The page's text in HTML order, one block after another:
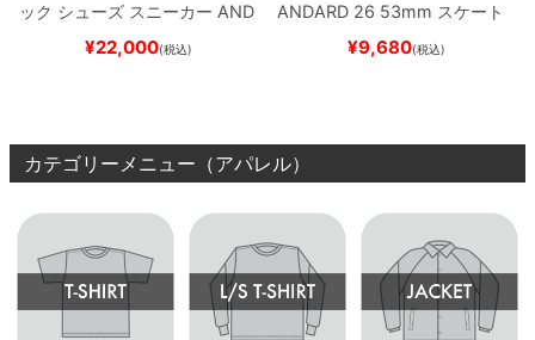
ック シューズ スニーカー AND
REW REYNOLDS 933
BROWN/BLACKスケート
¥22,000(税込)
ANDARD 26 53mm スケート
ボード スケボー
¥9,680(税込)
カテゴリーメニュー（アパレル）